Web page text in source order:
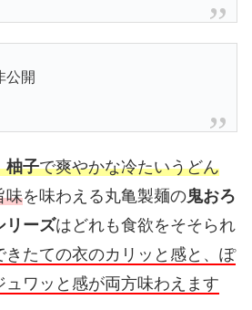
公開
柚子で爽やかな冷たいうどん
味を味わえる丸亀製麺の鬼おろ
リーズはどれも食欲をそそられ
きたての衣のカリッと感と、ぽ
ュワッと感が両方味わえます